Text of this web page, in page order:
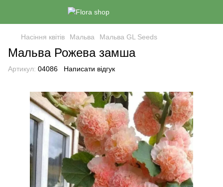
Насіння квітів Мальва Мальва GL Seeds
Мальва Рожева замша
Артикул: 04086 Написати відгук